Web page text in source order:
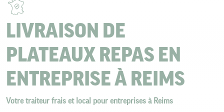
LIVRAISON DE
PLATEAUX REPAS EN
ENTREPRISE À REIMS
Votre traiteur frais et local pour entreprises à Reims